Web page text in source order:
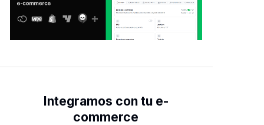
Integramos con tu e-
commerce